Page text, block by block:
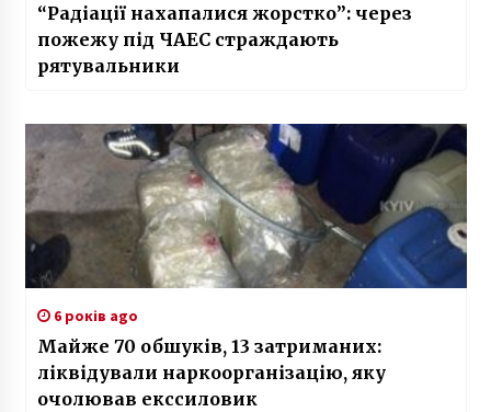
“Радіації нахапалися жорстко”: через
пожежу під ЧАЕС страждають
рятувальники
6 років ago
Майже 70 обшуків, 13 затриманих:
ліквідували наркоорганізацію, яку
очолював екссиловик